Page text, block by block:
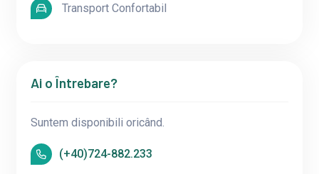
Transport Confortabil
Ai o Întrebare?
Suntem disponibili oricând.
(+40)724-882.233